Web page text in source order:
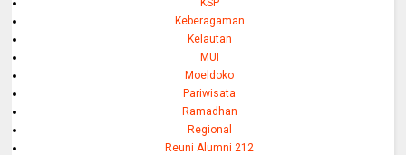
Keberagaman
Kelautan
MUI
Moeldoko
Pariwisata
Ramadhan
Regional
Reuni Alumni 212